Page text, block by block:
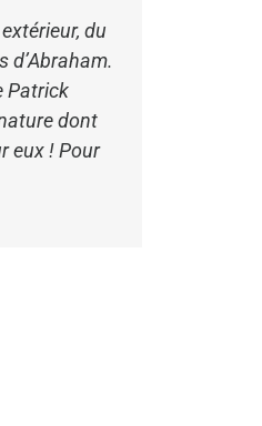
du
d’Abraham.
Patrick
dont
eux ! Pour